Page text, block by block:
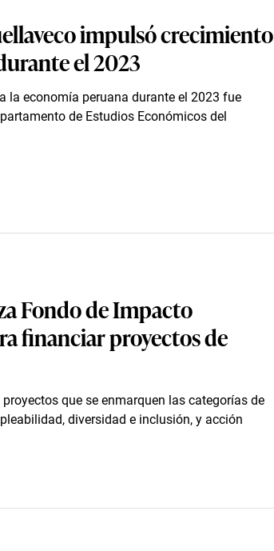
impulsó crecimiento
el 2023
la economía peruana durante el 2023 fue
de Estudios Económicos del
Fondo de Impacto
financiar proyectos de
que se enmarquen las categorías de
diversidad e inclusión, y acción